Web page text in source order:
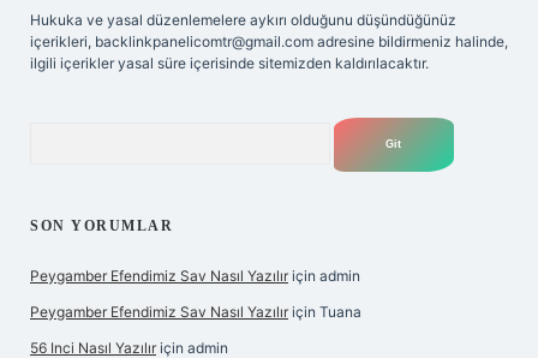
Hukuka ve yasal düzenlemelere aykırı olduğunu düşündüğünüz
içerikleri, backlinkpanelicomtr@gmail.com adresine bildirmeniz halinde,
ilgili içerikler yasal süre içerisinde sitemizden kaldırılacaktır.
SON YORUMLAR
Peygamber Efendimiz Sav Nasıl Yazılır için admin
Peygamber Efendimiz Sav Nasıl Yazılır için Tuana
56 Inci Nasıl Yazılır için admin